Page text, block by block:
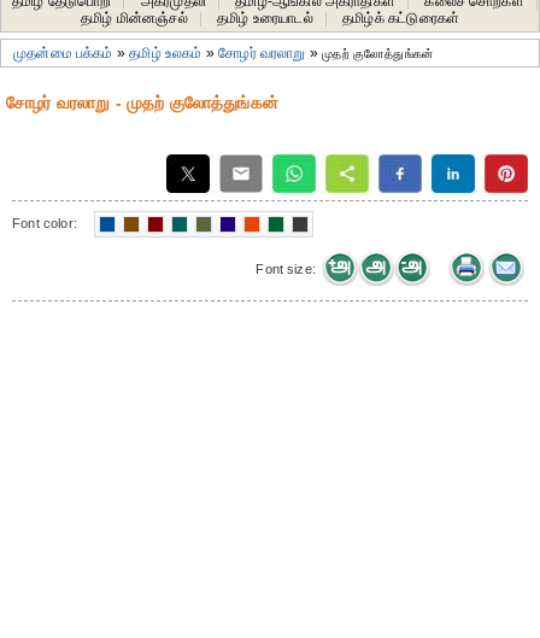
தமிழ் மின்னஞ்சல்
தமிழ் உரையாடல் தமிழ்க் கட்டுரைகள்
முதன்மை பக்கம் »தமிழ் உலகம் »சோழர் வரலாறு »முதற் குலோத்துங்கன்
சோழர் வரலாறு - முதற் குலோத்துங்கன்
Font color:
Font size: